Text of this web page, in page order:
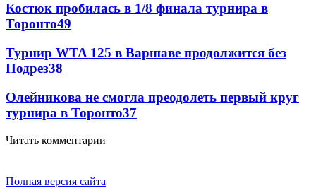
Костюк пробилась в 1/8 финала турнира в
Торонто49
Турнир WTA 125 в Варшаве продолжится без
Подрез38
Олейникова не смогла преодолеть первый круг
турнира в Торонто37
Читать комментарии
Полная версия сайта